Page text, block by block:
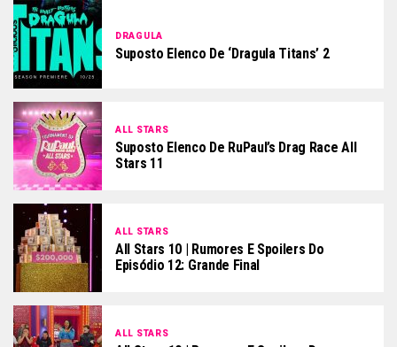
DRAGULA
Suposto Elenco De ‘Dragula Titans’ 2
ALL STARS
Suposto Elenco De RuPaul’s Drag Race All
Stars 11
ALL STARS
All Stars 10 | Rumores E Spoilers Do
Episódio 12: Grande Final
ALL STARS